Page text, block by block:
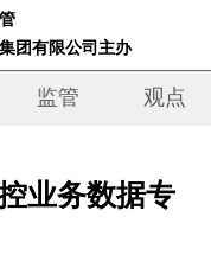
集团有限公司主办
监管 观点
业务数据专